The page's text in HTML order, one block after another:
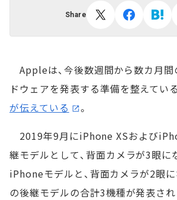
Share
Appleは、今後数週間から数カ月間
ドウェアを発表する準備を整えている
が伝えている
。
2019年9月にiPhone XSおよび
継モデルとして、背面カメラが3眼に
iPhoneモデルと、背面カメラが2眼
の後継モデルの合計3機種が発表さ